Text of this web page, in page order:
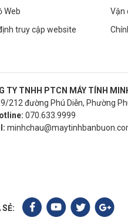
Web
truy cập website
Vận
TY TNHH PTCN MÁY TÍNH
212 đường Phú Diễn, Phường
070.633.9999
SẺ: